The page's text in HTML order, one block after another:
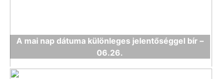
A mai nap dátuma különleges jelentőséggel bír –
06.26.